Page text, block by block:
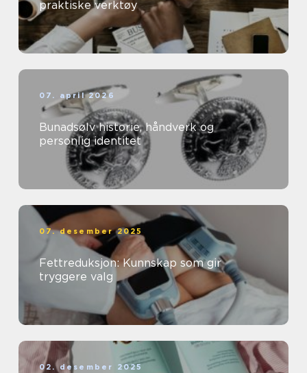
praktiske verktøy
07. april 2026
Bunadsølv historie, håndverk og
personlig identitet
07. desember 2025
Fettreduksjon: Kunnskap som gir
tryggere valg
02. desember 2025